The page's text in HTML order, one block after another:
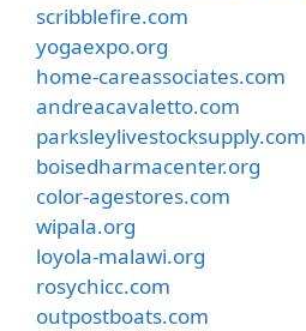
scribblefire.com
yogaexpo.org
home-careassociates.com
andreacavaletto.com
parksleylivestocksupply.com
boisedharmacenter.org
color-agestores.com
wipala.org
loyola-malawi.org
rosychicc.com
outpostboats.com